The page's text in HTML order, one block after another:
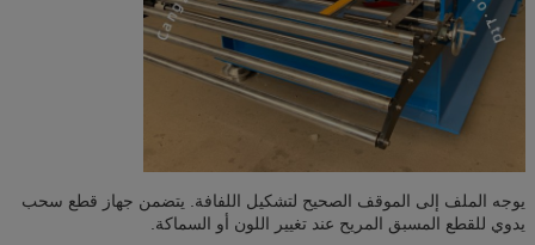
يوجه الملف إلى الموقف الصحيح لتشكيل اللفافة. يتضمن جهاز قطع سحب
يدوي للقطع المسبق المريح عند تغيير اللون أو السماكة.